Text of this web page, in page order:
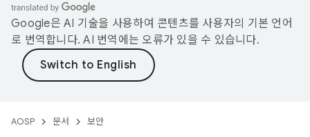
Google은 AI 기술을 사용하여 콘텐츠를 사용자의 기본 언어
로 번역합니다. AI 번역에는 오류가 있을 수 있습니다.
AOSP 문서 보안